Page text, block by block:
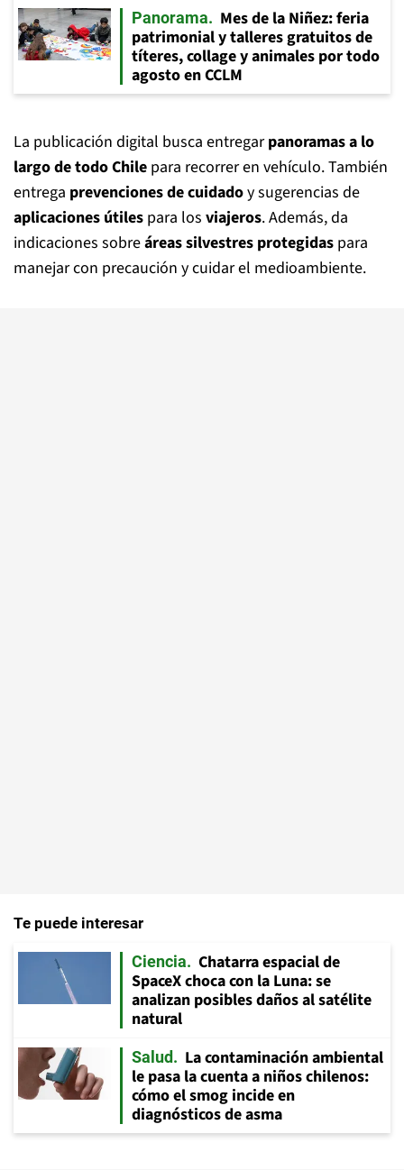
Panorama
Mes de la Niñez: feria
patrimonial y talleres gratuitos de
títeres, collage y animales por todo
agosto en CCLM
La publicación digital busca entregarpanoramas a lo
largo de todo Chile para recorrer en vehículo. También
entrega prevenciones de cuidadoy sugerencias de
aplicaciones útiles para los viajeros. Además, da
indicaciones sobreáreas silvestres protegidas para
manejar con precaución y cuidar el medioambiente.
Te puede interesar
Ciencia
Chatarra espacial de
SpaceX choca con la Luna: se
analizan posibles daños al satélite
natural
Salud
La contaminación ambiental
le pasa la cuenta a niños chilenos:
cómo el smog incide en
diagnósticos de asma